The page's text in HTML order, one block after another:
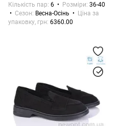
Кількість пар 6 Розміри 36-40
Сезон
Весна-Осінь
Ціна за
упаковку, грн 6360.00